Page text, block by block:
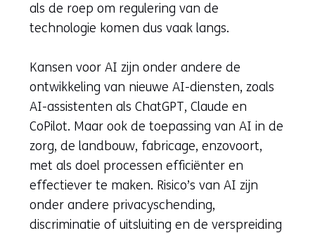
als de roep om regulering van de
technologie komen dus vaak langs.
Kansen voor AI zijn onder andere de
ontwikkeling van nieuwe AI-diensten, zoals
AI-assistenten als ChatGPT, Claude en
CoPilot. Maar ook de toepassing van AI in de
zorg, de landbouw, fabricage, enzovoort,
met als doel processen efficiënter en
effectiever te maken. Risico’s van AI zijn
onder andere privacyschending,
discriminatie of uitsluiting en de verspreiding